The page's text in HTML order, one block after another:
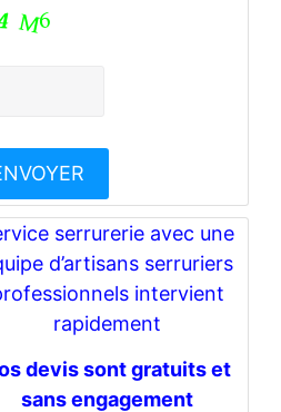
serrurerie avec une
d’artisans serruriers
intervient
rapidement
devis sont gratuits et
sans engagement